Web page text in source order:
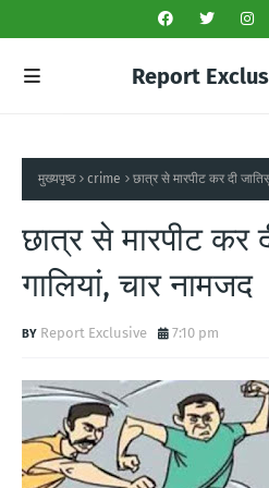
Report
मुख्यपृष्ठ crime छात्र से मारपीट कर दी
छात्र से मारपीट कर
गालियां, चार नामजद
Report Exclusive 7:10 pm